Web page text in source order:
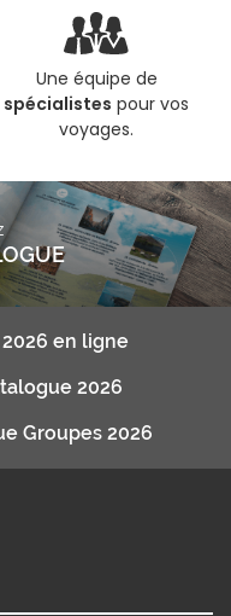
Une équipe de
spécialistes pour vos
voyages.
en ligne
2026
Groupes 2026